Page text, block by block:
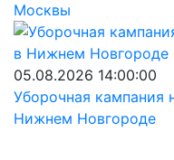
Москвы
05.08.2026 14:00:00
Уборочная кампания
Нижнем Новгороде